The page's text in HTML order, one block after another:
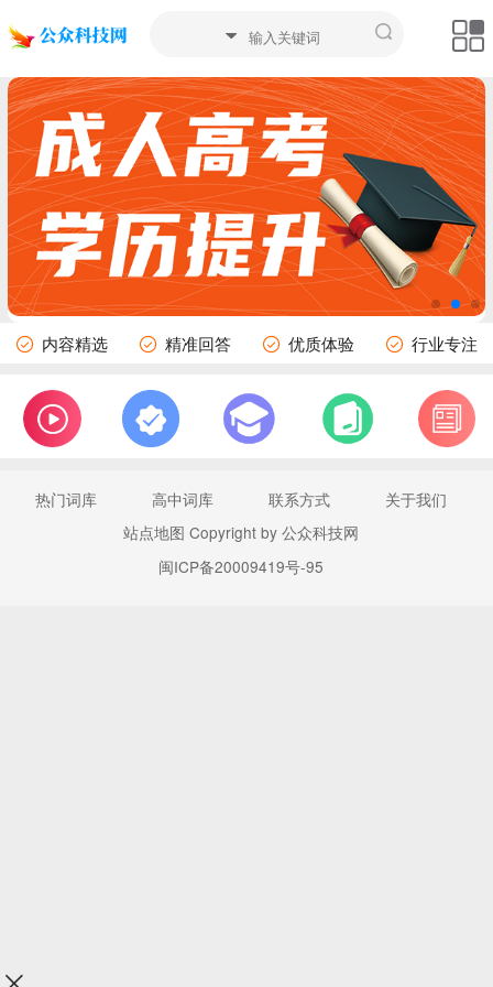
内容精选 精准回答 优质体验 行业专注
热门词库 高中词库 联系方式
关于我们
站点地图 Copyright by 公众科技网
闽ICP备20009419号-95